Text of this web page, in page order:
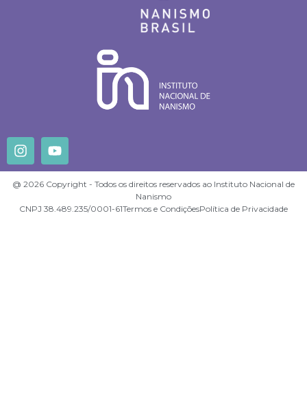
@ 2026 Copyright - Todos os direitos reservados ao Instituto Nacional de
Nanismo
CNPJ 38.489.235/0001-61Termos e CondiçõesPolítica de Privacidade